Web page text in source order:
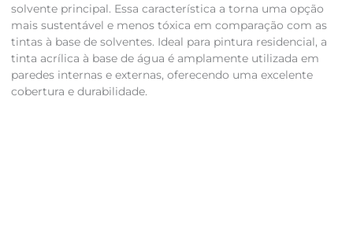
solvente principal. Essa característica a torna uma opção
mais sustentável e menos tóxica em comparação com as
tintas à base de solventes. Ideal para pintura residencial, a
tinta acrílica à base de água é amplamente utilizada em
paredes internas e externas, oferecendo uma excelente
cobertura e durabilidade.